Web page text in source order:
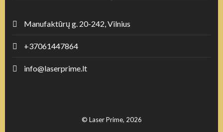
Manufaktūrų g. 20-242, Vilnius
+37061447864
info@laserprime.lt
© Laser Prime, 2026